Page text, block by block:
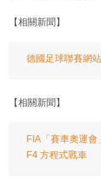
【相關新聞】
德國足球聯賽網
【相關新聞】
FIA「賽車奧運
F4 方程式戰車